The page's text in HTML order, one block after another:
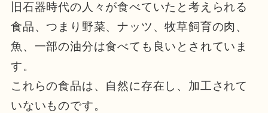
旧石器時代の人々が食べていたと考えられる
食品、つまり野菜、ナッツ、牧草飼育の肉、
魚、一部の油分は食べても良いとされていま
す。
これらの食品は、自然に存在し、加工されて
いないものです。